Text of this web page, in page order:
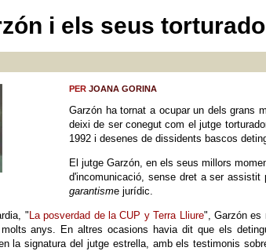
i els seus
PER JOANA GORINA
Garzón ha tornat a ocupar un dels grans
deixi de ser conegut com el jutge
1992 i desenes de dissidents bascos
El jutge Garzón, en els seus millors
d'incomunicació, sense dret a ser
garantisme jurídic.
" La posverdad de la CUP y Terra Lliure", Garzón es
anys. En altres ocasions havia dit que els
la signatura del jutge estrella, amb els testimonis